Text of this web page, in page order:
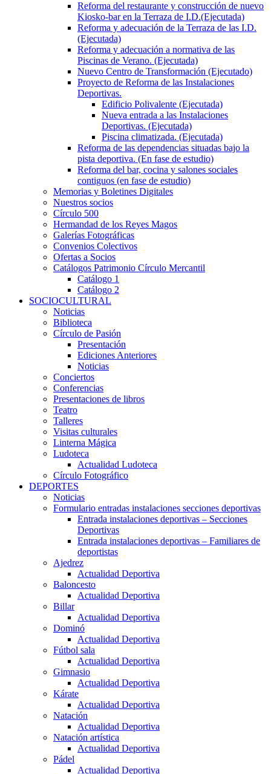
Reforma del restaurante y construcción de nuevo
Kiosko-bar en la Terraza de I.D.(Ejecutada)
Reforma y adecuación de la Terraza de las I.D.
(Ejecutada)
Reforma y adecuación a normativa de las
Piscinas de Verano. (Ejecutada)
Nuevo Centro de Transformación (Ejecutado)
Proyecto de Reforma de las Instalaciones
Deportivas.
Edificio Polivalente (Ejecutada)
Nueva entrada a las Instalaciones
Deportivas. (Ejecutada)
Piscina climatizada. (Ejecutada)
Reforma de las dependencias situadas bajo la
pista deportiva. (En fase de estudio)
Reforma del bar, cocina y salones sociales
contiguos (en fase de estudio)
Memorias y Boletines Digitales
Nuestros socios
Círculo 500
Hermandad de los Reyes Magos
Galerías Fotográficas
Convenios Colectivos
Ofertas a Socios
Catálogos Patrimonio Círculo Mercantil
Catálogo 1
Catálogo 2
SOCIOCULTURAL
Noticias
Biblioteca
Círculo de Pasión
Presentación
Ediciones Anteriores
Noticias
Conciertos
Conferencias
Presentaciones de libros
Teatro
Talleres
Visitas culturales
Linterna Mágica
Ludoteca
Actualidad Ludoteca
Círculo Fotográfico
DEPORTES
Noticias
Formulario entradas instalaciones secciones deportivas
Entrada instalaciones deportivas – Secciones
Deportivas
Entrada instalaciones deportivas – Familiares de
deportistas
Ajedrez
Actualidad Deportiva
Baloncesto
Actualidad Deportiva
Billar
Actualidad Deportiva
Dominó
Actualidad Deportiva
Fútbol sala
Actualidad Deportiva
Gimnasio
Actualidad Deportiva
Kárate
Actualidad Deportiva
Natación
Actualidad Deportiva
Natación artística
Actualidad Deportiva
Pádel
Actualidad Deportiva